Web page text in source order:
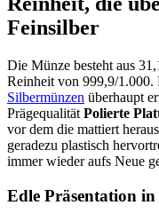
Feinsilber
Die Münze besteht aus
Reinheit von 999,9/1.000.
Silbermünzen überhaupt
Prägequalität Polierte
vor dem die mattiert
geradezu plastisch
immer wieder aufs Neue
Edle Präsentation